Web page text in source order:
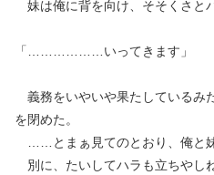
妹は俺に背を向け、そそくさと
「………………いってきます」
義務をいやいや果たしているみ
を閉めた。
……とまぁ見てのとおり、俺と妹
別に、たいしてハラも立ちやし